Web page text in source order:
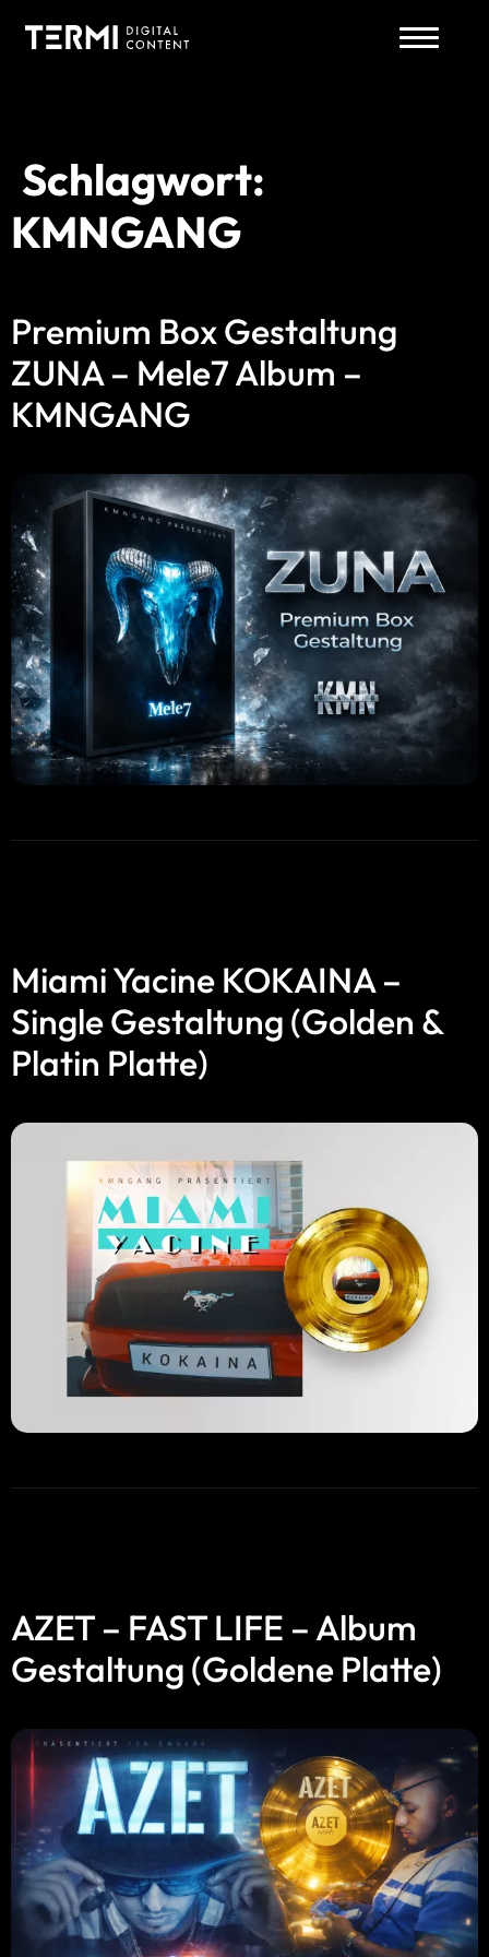
Zum
Inhalt
springen
Schlagwort:
KMNGANG
Premium Box Gestaltung
ZUNA – Mele7 Album –
KMNGANG
Miami Yacine KOKAINA –
Single Gestaltung (Golden &
Platin Platte)
AZET – FAST LIFE – Album
Gestaltung (Goldene Platte)